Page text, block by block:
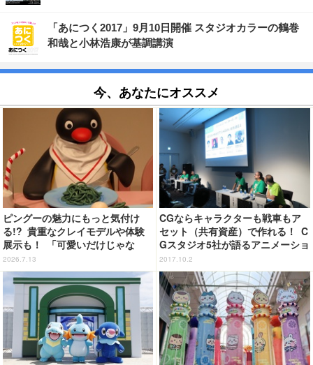
「あにつく2017」9月10日開催 スタジオカラーの鶴巻
和哉と小林浩康が基調講演
今、あなたにオススメ
ピングーの魅力にもっと気付け
る!? 貴重なクレイモデルや体験
展示も！ 「可愛いだけじゃな
い！？ピングー展」開催【レポ】
2026.7.13
CGならキャラクターも戦車もア
セット（共有資産）で作れる！ C
Gスタジオ5社が語るアニメーショ
ン新時代
2017.10.2